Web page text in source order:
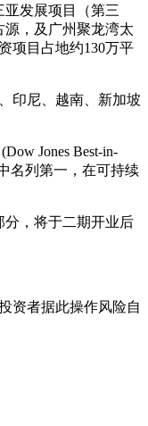
亚发展项目（第三
，及广州聚龙湾太
项目占地约130万平
印尼、越南、新加坡
Jones Best-in-
名列第一，在可持续
分，将于二期开业后
资者据此操作风险自